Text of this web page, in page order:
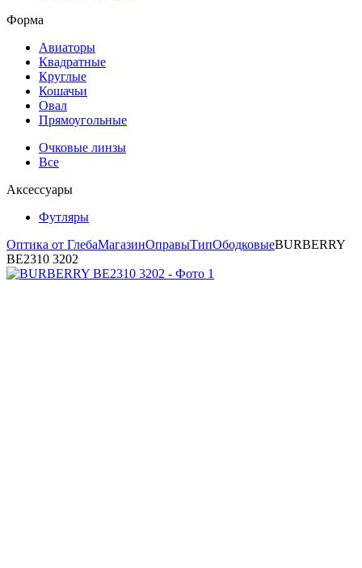
Форма
Авиаторы
Квадратные
Круглые
Кошачьи
Овал
Прямоугольные
Очковые линзы
Все
Аксессуары
Футляры
Оптика от ГлебаМагазинОправыТипОбодковыеBURBERRY
BE2310 3202